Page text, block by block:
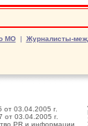
МО| Журналисты-
03.04.2005 г.
от 03.04.2005 г.
PR и информации